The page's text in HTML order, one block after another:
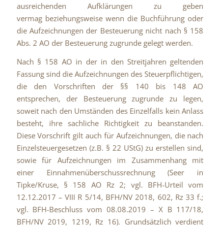
ausreichenden Aufklärungen zu geben
vermag beziehungsweise wenn die Buchführung oder
die Aufzeichnungen der Besteuerung nicht nach § 158
Abs. 2 AO der Besteuerung zugrunde gelegt werden.
Nach § 158 AO in der in den Streitjahren geltenden
Fassung sind die Aufzeichnungen des Steuerpflichtigen,
die den Vorschriften der §§ 140 bis 148 AO
entsprechen, der Besteuerung zugrunde zu legen,
soweit nach den Umständen des Einzelfalls kein Anlass
besteht, ihre sachliche Richtigkeit zu beanstanden.
Diese Vorschrift gilt auch für Aufzeichnungen, die nach
Einzelsteuergesetzen (z.B. § 22 UStG) zu erstellen sind,
sowie für Aufzeichnungen im Zusammenhang mit
einer Einnahmenüberschussrechnung (Seer in
Tipke/Kruse, § 158 AO Rz 2; vgl. BFH-Urteil vom
12.12.2017 – VIII R 5/14, BFH/NV 2018, 602, Rz 33 f.;
vgl. BFH-Beschluss vom 08.08.2019 – X B 117/18,
BFH/NV 2019, 1219, Rz 16). Grundsätzlich verdient